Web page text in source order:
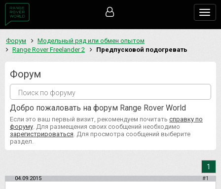
Форум
Модельный ряд или обмен опытом
Range Rover Freelander 2
Предпусковой подогревать
Форум
Добро пожаловать на форум Range Rover World
Если это ваш первый визит, рекомендуем почитать справку по
форуму . Для размещения своих сообщений необходимо
зарегистрироваться . Для просмотра сообщений выберите
раздел.
1
04.09.2015 #1